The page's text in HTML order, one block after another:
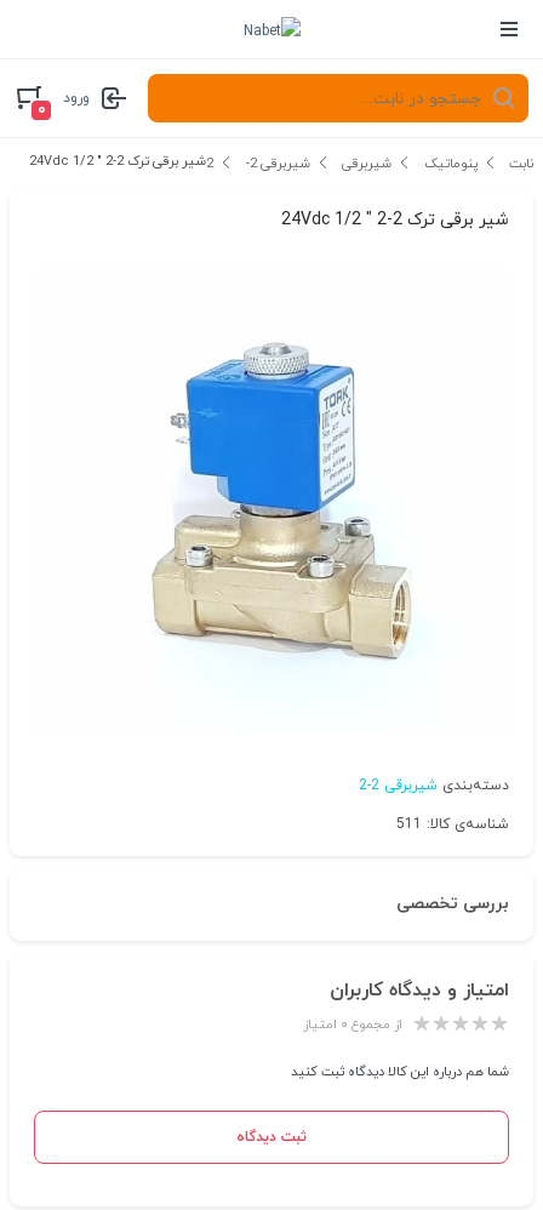
ورود
۰
نابت پنوماتیک شیربرقی شیربرقی 2-2 شیر برقی ترک 2-2 " 1/2 24Vdc
شیر برقی ترک 2-2 " 1/2 24Vdc
دسته‌بندی شیربرقی 2-2
شناسه‌ی کالا: 511
بررسی تخصصی
امتیاز و دیدگاه کاربران
از مجموع ۰ امتیاز
شما هم درباره این کالا دیدگاه ثبت کنید
ثبت دیدگاه